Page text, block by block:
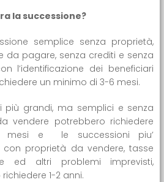
la successione?
semplice senza proprietà,
da pagare, senza crediti e senza
l’identificazione dei beneficiari
un minimo di 3-6 mesi.
più grandi, ma semplici e senza
vendere potrebbero richiedere
mesi e le successioni piu’
con proprietà da vendere, tasse
ed altri problemi imprevisti,
1-2 anni.